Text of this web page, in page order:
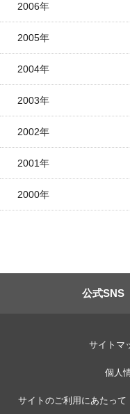
2006年
2005年
2004年
2003年
2002年
2001年
2000年
公式SNS
サイトマ
個人
サイトのご利用にあたって